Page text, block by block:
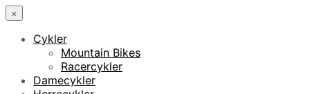
×
Cykler
Mountain Bikes
Racercykler
Damecykler